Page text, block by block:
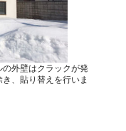
外壁はクラックが発
、貼り替えを行いま